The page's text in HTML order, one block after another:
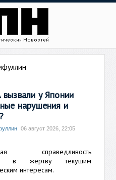
у Японии
нарушения и
06 август 2026, 22:05
справедливость
в жертву текущим
интересам.